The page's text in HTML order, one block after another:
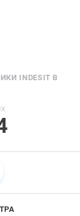
INDESIT В